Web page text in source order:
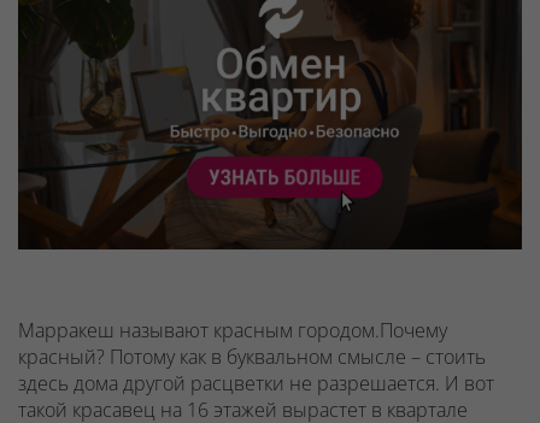
Марракеш называют красным городом.Почему
красный? Потому как в буквальном смысле – стоить
здесь дома другой расцветки не разрешается. И вот
такой красавец на 16 этажей вырастет в квартале